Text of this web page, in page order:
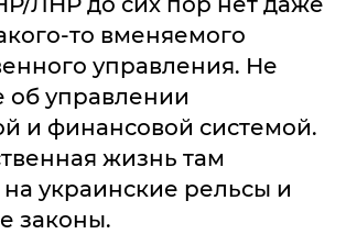
то вменяемого
управления. Не
об управлении
и финансовой системой.
жизнь там
украинские рельсы и
законы.